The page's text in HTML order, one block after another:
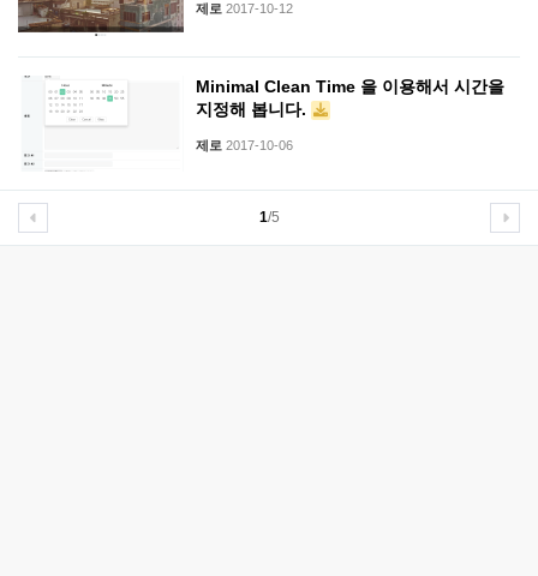
제로 2017-10-12
Minimal Clean Time 을 이용해서 시간을
지정해 봅니다.
제로 2017-10-06
1/5